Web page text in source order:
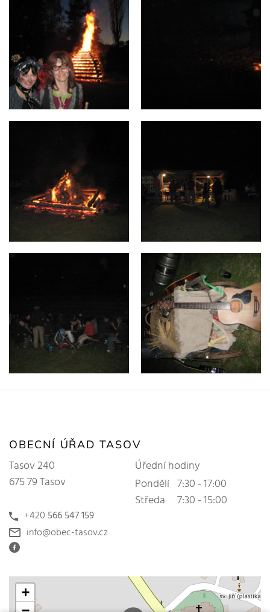
OBECNÍ ÚŘAD TASOV
Tasov 240
675 79 Tasov
+420 566 547 159
info@obec-tasov.cz
Úřední hodiny
Pondělí 7:30 - 17:00
Středa
7:30 - 15:00
+